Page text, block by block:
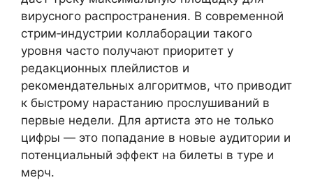
вирусного распространения. В современной
стрим‑индустрии коллаборации такого
уровня часто получают приоритет у
редакционных плейлистов и
рекомендательных алгоритмов, что приводит
к быстрому нарастанию прослушиваний в
первые недели. Для артиста это не только
цифры — это попадание в новые аудитории и
потенциальный эффект на билеты в туре и
мерч.